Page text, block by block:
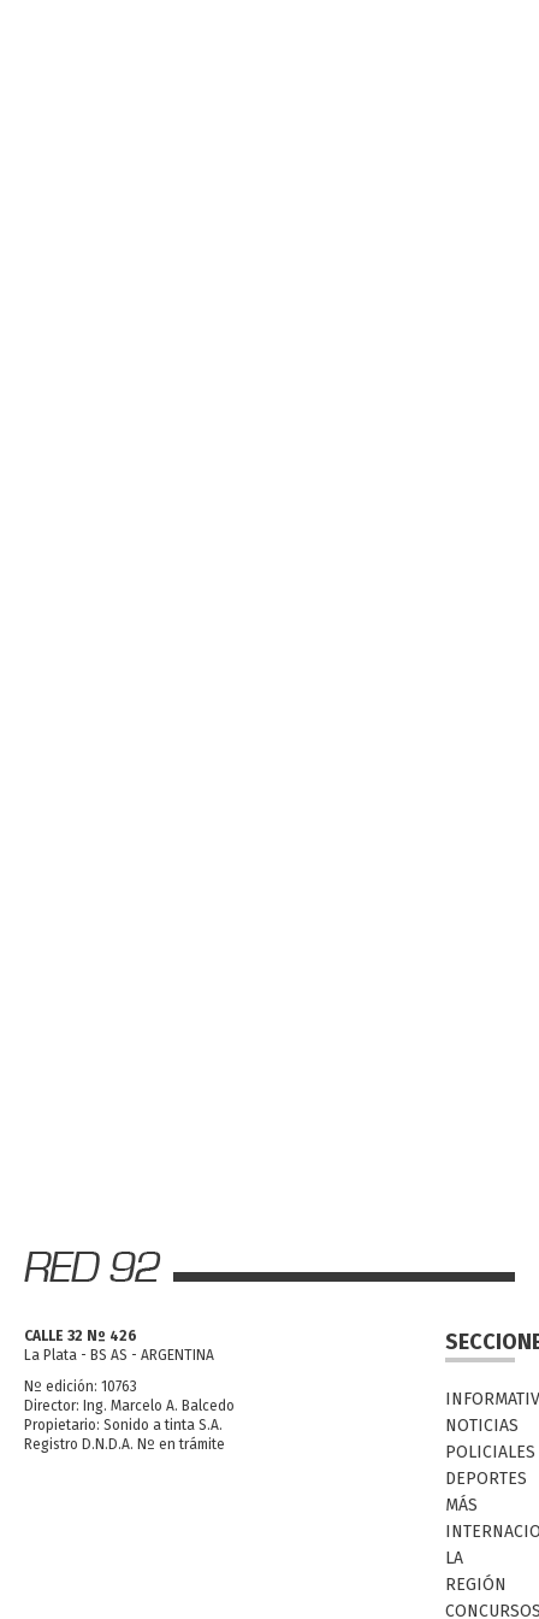
CALLE 32 Nº 426
La Plata - BS AS - ARGENTINA
Nº edición: 10763
Director: Ing. Marcelo A. Balcedo
Propietario: Sonido a tinta S.A.
Registro D.N.D.A. Nº en trámite
NOTICIAS
POLICIALES
DEPORTES
MÁS
LA
REGIÓN